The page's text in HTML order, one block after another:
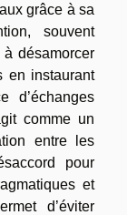
grâce à sa
souvent
désamorcer
en instaurant
d’échanges
comme un
entre les
pour
et
d’éviter